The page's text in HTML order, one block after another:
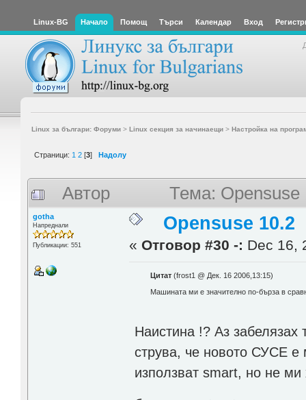
Linux-BG Начало Помощ Търси Календар Вход
Linux за българи: Форуми> Linux секция за начинаещи> Настройка на
Страници: 1 2 [3] Надолу
Автор Тема: Opensuse
gotha
Напреднали
Публикации: 551
Opensuse 10.2
« Отговор #30 -: Dec 16,
Цитат(frost1 @ Дек. 16 2006,13:15)
Машината ми е значително по-бърза в
Наистина !? Аз
струва, че новото СУСЕ е
използват smart, но не ми